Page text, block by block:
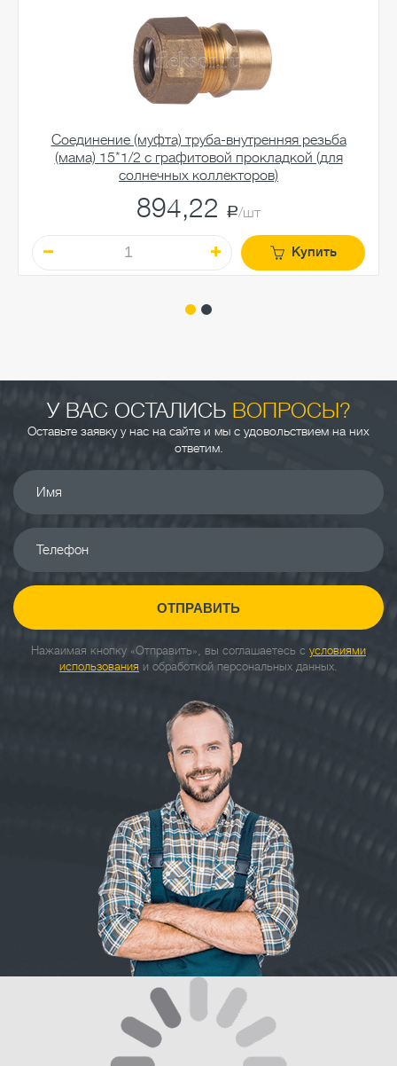
Соединение (муфта) труба-внутренняя резьба
(мама) 15*1/2 c графитовой прокладкой (для
солнечных коллекторов)
894,22 a/шт
Купить
У ВАС ОСТАЛИСЬ ВОПРОСЫ?
Оставьте заявку у нас на сайте и мы с удовольствием на них
ответим.
Имя
Телефон
ОТПРАВИТЬ
Нажаимая кнопку «Отправить», вы соглашаетесь с условиями
использования и обработкой персональных данных.